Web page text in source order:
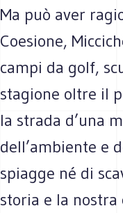
Ma può aver
Coesione,
campi da golf,
stagione oltre il
la strada d’una
dell’ambiente e
spiagge né di
storia e la